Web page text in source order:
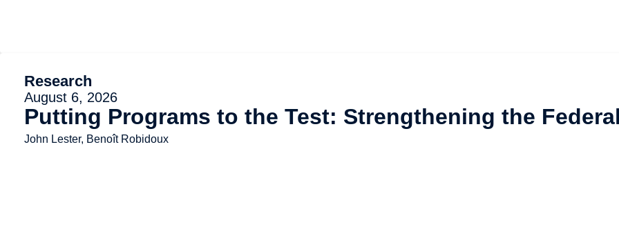
Research
August 6, 2026
Putting Programs to the Test: Strengthening the
John Lester, Benoît Robidoux